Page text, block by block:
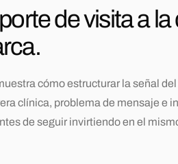
de visita a
cómo estructurar la señal
clínica, problema de mensaje e
de seguir invirtiendo en el